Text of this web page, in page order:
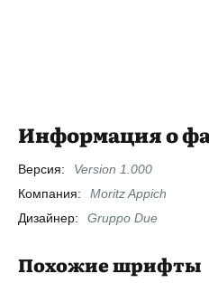
Информация о
Версия:
Version 1.000
Компания:
Moritz Appich
Дизайнер:
Gruppo Due
Похожие шрифты